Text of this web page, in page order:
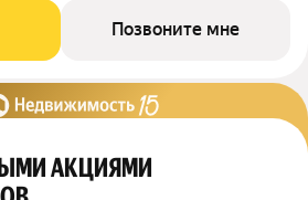
Позвоните мне
АКЦИЯМИ